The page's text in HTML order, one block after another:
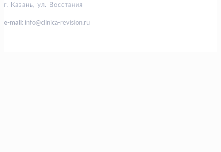
г. Казань, ул. Восстания
e-mail: info@clinica-revision.ru